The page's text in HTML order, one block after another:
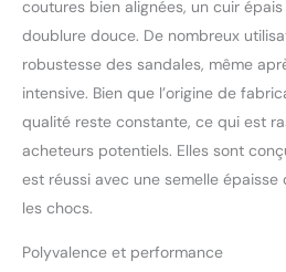
coutures bien alignées, un cuir
doublure douce. De nombreux
robustesse des sandales, même
intensive. Bien que l’origine de
qualité reste constante, ce qui est
acheteurs potentiels. Elles sont
est réussi avec une semelle
les chocs.
Polyvalence et performance